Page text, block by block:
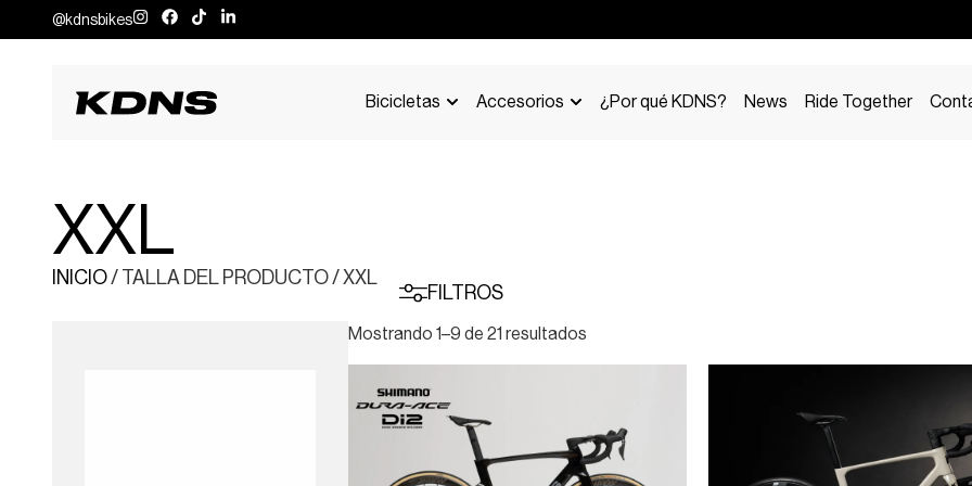
@kdnsbikes
Bicicletas Accesorios ¿Por qué KDNS? News Ride Together
XXL
INICIO/ TALLA DEL PRODUCTO / XXL
FILTROS
Mostrando 1–9 de 21 resultados